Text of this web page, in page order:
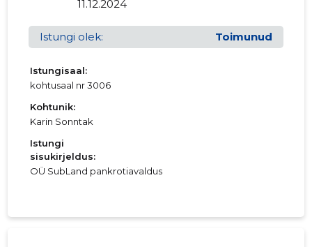
11.12.2024
Istungi olek: Toimunud
Istungisaal:
kohtusaal nr 3006
Kohtunik:
Karin Sonntak
Istungi
sisukirjeldus:
OÜ SubLand pankrotiavaldus